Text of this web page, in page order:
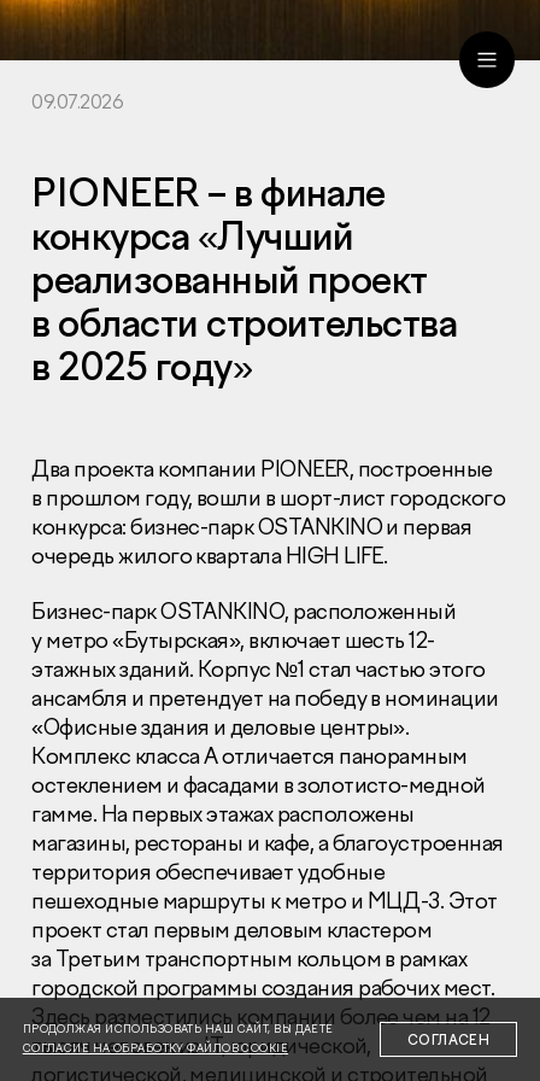
Раскрытие информации
Правовая информация
Сообщить о коррупции
Глaвный oфиc
+7 (495) 502 95 59
Отдел продаж
+7 (495) 641-35-35
Заказать звонок
© 2001-2026 Компания «Пионер»
09.07.2026
PIONEER – в финале
конкурса «Лучший
реализованный проект
в области строительства
в 2025 году»
Два проекта компании PIONEER, построенные
в прошлом году, вошли в шорт-лист городского
конкурса: бизнес-парк OSTANKINO и первая
очередь жилого квартала HIGH LIFE.
Бизнес-парк OSTANKINO, расположенный
у метро «Бутырская», включает шесть 12-
этажных зданий. Корпус №1 стал частью этого
ансамбля и претендует на победу в номинации
«Офисные здания и деловые центры».
Комплекс класса А отличается панорамным
остеклением и фасадами в золотисто-медной
гамме. На первых этажах расположены
магазины, рестораны и кафе, а благоустроенная
территория обеспечивает удобные
пешеходные маршруты к метро и МЦД-3. Этот
проект стал первым деловым кластером
за Третьим транспортным кольцом в рамках
городской программы создания рабочих мест.
Здесь разместились компании более чем на 12
тысяч человек из IT, юридической,
логистической, медицинской и строительной
ПРОДОЛЖАЯ ИСПОЛЬЗОВАТЬ НАШ САЙТ, ВЫ ДАЕТЕ
СОГЛАСИЕ НА ОБРАБОТКУ ФАЙЛОВ COOKIE
СОГЛАСЕН